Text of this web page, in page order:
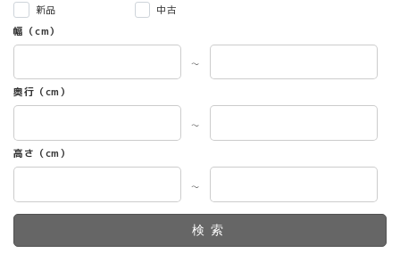
新品
中古
幅（cm）
～
奥行（cm）
～
高さ（cm）
～
検索